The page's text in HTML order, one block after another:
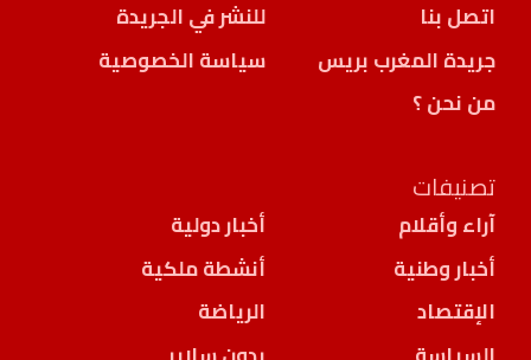
اتصل بنا
للنشر في الجريدة
جريدة المغرب بريس
سياسة الخصوصية
من نحن ؟
تصنيفات
آراء وأقلام
أخبار دولية
أخبار وطنية
أنشطة ملكية
الإقتصاد
الرياضة